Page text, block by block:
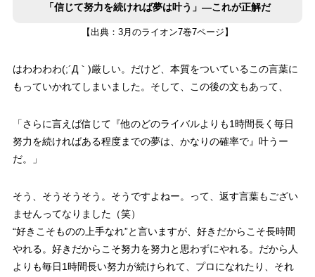
「信じて努力を続ければ夢は叶う」―これが正解だ
【出典：3月のライオン7巻7ページ】
はわわわわ(;´Д｀)厳しい。 だけど、本質をついているこの言葉に
もっていかれてしまいました。そして、この後の文もあって、
「さらに言えば信じて『他のどのライバルよりも1時間長く毎日
努力を続ければある程度までの夢は、かなりの確率で』叶うー
だ。」
そう、そうそうそう。そうですよねー。って、返す言葉もござい
ませんってなりました（笑）
“好きこそものの上手なれ”と言いますが、好きだからこそ長時間
やれる。好きだからこそ努力を努力と思わずにやれる。だから人
よりも毎日1時間長い努力が続けられて、プロになれたり、それ